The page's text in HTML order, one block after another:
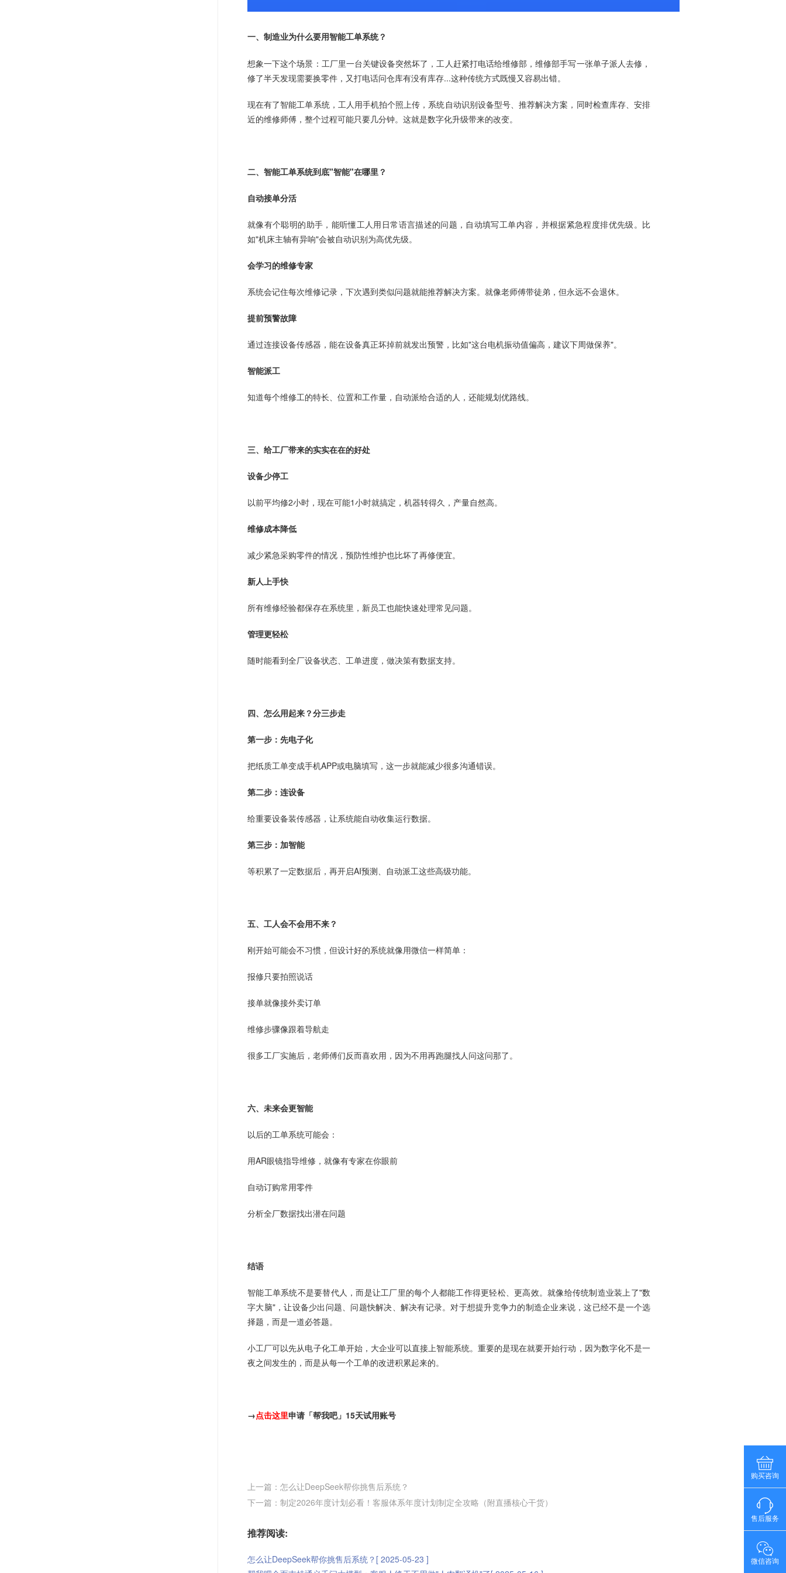
一、制造业为什么要用智能工单系统？
想象一下这个场景：工厂里一台关键设备突然坏了，工人赶紧打电话给维修部，维修部手写一张单子派人去修，
修了半天发现需要换零件，又打电话问仓库有没有库存...这种传统方式既慢又容易出错。
现在有了智能工单系统，工人用手机拍个照上传，系统自动识别设备型号、推荐解决方案，同时检查库存、安排
近的维修师傅，整个过程可能只要几分钟。这就是数字化升级带来的改变。
二、智能工单系统到底"智能"在哪里？
自动接单分活
就像有个聪明的助手，能听懂工人用日常语言描述的问题，自动填写工单内容，并根据紧急程度排优先级。比
如"机床主轴有异响"会被自动识别为高优先级。
会学习的维修专家
系统会记住每次维修记录，下次遇到类似问题就能推荐解决方案。就像老师傅带徒弟，但永远不会退休。
提前预警故障
通过连接设备传感器，能在设备真正坏掉前就发出预警，比如"这台电机振动值偏高，建议下周做保养"。
智能派工
知道每个维修工的特长、位置和工作量，自动派给合适的人，还能规划优路线。
三、给工厂带来的实实在在的好处
设备少停工
以前平均修2小时，现在可能1小时就搞定，机器转得久，产量自然高。
维修成本降低
减少紧急采购零件的情况，预防性维护也比坏了再修便宜。
新人上手快
所有维修经验都保存在系统里，新员工也能快速处理常见问题。
管理更轻松
随时能看到全厂设备状态、工单进度，做决策有数据支持。
四、怎么用起来？分三步走
第一步：先电子化
把纸质工单变成手机APP或电脑填写，这一步就能减少很多沟通错误。
第二步：连设备
给重要设备装传感器，让系统能自动收集运行数据。
第三步：加智能
等积累了一定数据后，再开启AI预测、自动派工这些高级功能。
五、工人会不会用不来？
刚开始可能会不习惯，但设计好的系统就像用微信一样简单：
报修只要拍照说话
接单就像接外卖订单
维修步骤像跟着导航走
很多工厂实施后，老师傅们反而喜欢用，因为不用再跑腿找人问这问那了。
六、未来会更智能
以后的工单系统可能会：
用AR眼镜指导维修，就像有专家在你眼前
自动订购常用零件
分析全厂数据找出潜在问题
结语
智能工单系统不是要替代人，而是让工厂里的每个人都能工作得更轻松、更高效。就像给传统制造业装上了"数
字大脑"，让设备少出问题、问题快解决、解决有记录。对于想提升竞争力的制造企业来说，这已经不是一个选
择题，而是一道必答题。
小工厂可以先从电子化工单开始，大企业可以直接上智能系统。重要的是现在就要开始行动，因为数字化不是一
夜之间发生的，而是从每一个工单的改进积累起来的。
→点击这里申请「帮我吧」15天试用账号
上一篇：怎么让DeepSeek帮你挑售后系统？
下一篇：制定2026年度计划必看！客服体系年度计划制定全攻略（附直播核心干货）
推荐阅读:
怎么让DeepSeek帮你挑售后系统？[ 2025-05-23 ]
购买咨询
售后服务
微信咨询